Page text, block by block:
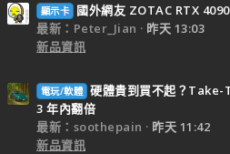
顯示卡
國外網友 ZOTAC RTX
最新：Peter_Jian
昨天 13:03
新品資訊
電玩/軟體 硬體貴到買不起？Take-
3 年內翻倍
最新：soothepain
昨天 11:42
新品資訊